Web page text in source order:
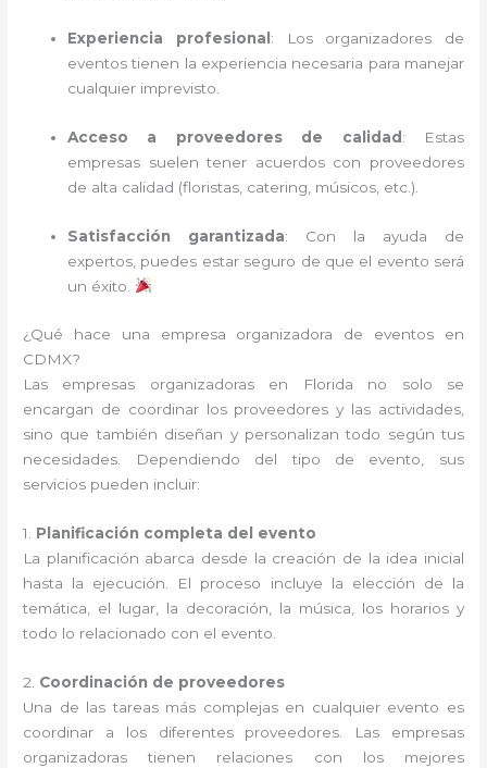
Experiencia profesional : Los organizadores de
eventos tienen la experiencia necesaria para manejar
cualquier imprevisto.
Acceso a proveedores de calidad : Estas
empresas suelen tener acuerdos con proveedores
de alta calidad (floristas, catering, músicos, etc.).
Satisfacción garantizada: Con la ayuda de
expertos, puedes estar seguro de que el evento será
un éxito.
¿Qué hace una empresa organizadora de eventos en
CDMX?
Las empresas organizadoras en Florida no solo se
encargan de coordinar los proveedores y las actividades,
sino que también diseñan y personalizan todo según tus
necesidades. Dependiendo del tipo de evento, sus
servicios pueden incluir:
1. Planificación completa del evento
La planificación abarca desde la creación de la idea inicial
hasta la ejecución. El proceso incluye la elección de la
temática, el lugar, la decoración, la música, los horarios y
todo lo relacionado con el evento.
2. Coordinación de proveedores
Una de las tareas más complejas en cualquier evento es
coordinar a los diferentes proveedores. Las empresas
organizadoras tienen relaciones con los mejores